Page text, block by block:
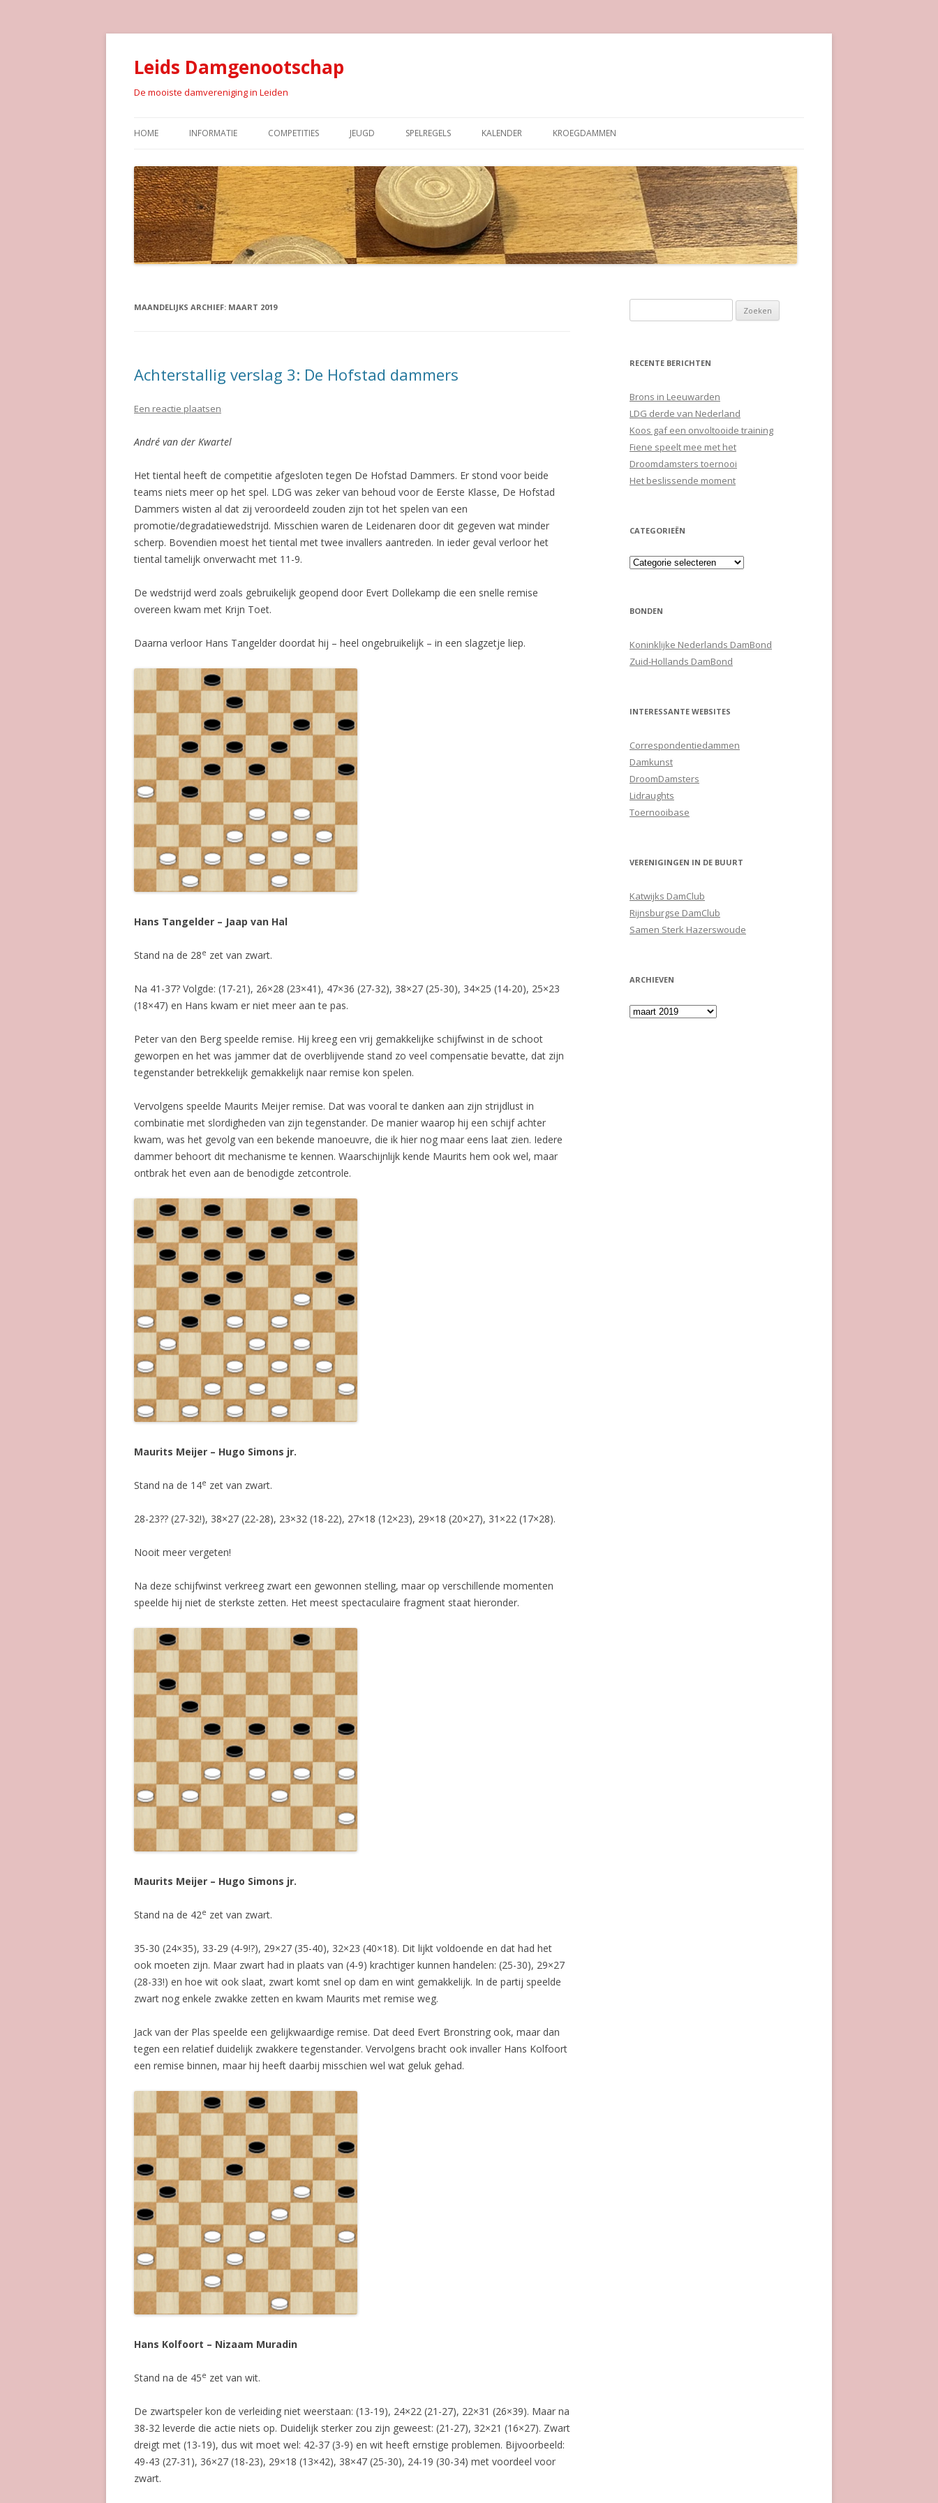
Leids Damgenootschap
De mooiste damvereniging in Leiden
HOME INFORMATIE COMPETITIES JEUGD SPELREGELS KALENDER KROEGDAMMEN
MAANDELIJKS ARCHIEF: MAART 2019
Achterstallig verslag 3: De Hofstad dammers
Een reactie plaatsen
André van der Kwartel
Het tiental heeft de competitie afgesloten tegen De Hofstad Dammers. Er stond voor beide
teams niets meer op het spel. LDG was zeker van behoud voor de Eerste Klasse, De Hofstad
Dammers wisten al dat zij veroordeeld zouden zijn tot het spelen van een
promotie/degradatiewedstrijd. Misschien waren de Leidenaren door dit gegeven wat minder
scherp. Bovendien moest het tiental met twee invallers aantreden. In ieder geval verloor het
tiental tamelijk onverwacht met 11-9.
De wedstrijd werd zoals gebruikelijk geopend door Evert Dollekamp die een snelle remise
overeen kwam met Krijn Toet.
Daarna verloor Hans Tangelder doordat hij – heel ongebruikelijk – in een slagzetje liep.
Hans Tangelder – Jaap van Hal
Stand na de 28e zet van zwart.
Na 41-37? Volgde: (17-21), 26×28 (23×41), 47×36 (27-32), 38×27 (25-30), 34×25 (14-20), 25×23
(18×47) en Hans kwam er niet meer aan te pas.
Peter van den Berg speelde remise. Hij kreeg een vrij gemakkelijke schijfwinst in de schoot
geworpen en het was jammer dat de overblijvende stand zo veel compensatie bevatte, dat zijn
tegenstander betrekkelijk gemakkelijk naar remise kon spelen.
Vervolgens speelde Maurits Meijer remise. Dat was vooral te danken aan zijn strijdlust in
combinatie met slordigheden van zijn tegenstander. De manier waarop hij een schijf achter
kwam, was het gevolg van een bekende manoeuvre, die ik hier nog maar eens laat zien. Iedere
dammer behoort dit mechanisme te kennen. Waarschijnlijk kende Maurits hem ook wel, maar
ontbrak het even aan de benodigde zetcontrole.
Maurits Meijer – Hugo Simons jr.
Stand na de 14e zet van zwart.
28-23?? (27-32!), 38×27 (22-28), 23×32 (18-22), 27×18 (12×23), 29×18 (20×27), 31×22 (17×28).
Nooit meer vergeten!
Na deze schijfwinst verkreeg zwart een gewonnen stelling, maar op verschillende momenten
speelde hij niet de sterkste zetten. Het meest spectaculaire fragment staat hieronder.
Maurits Meijer – Hugo Simons jr.
Stand na de 42e zet van zwart.
35-30 (24×35), 33-29 (4-9!?), 29×27 (35-40), 32×23 (40×18). Dit lijkt voldoende en dat had het
ook moeten zijn. Maar zwart had in plaats van (4-9) krachtiger kunnen handelen: (25-30), 29×27
(28-33!) en hoe wit ook slaat, zwart komt snel op dam en wint gemakkelijk. In de partij speelde
zwart nog enkele zwakke zetten en kwam Maurits met remise weg.
Jack van der Plas speelde een gelijkwaardige remise. Dat deed Evert Bronstring ook, maar dan
tegen een relatief duidelijk zwakkere tegenstander. Vervolgens bracht ook invaller Hans Kolfoort
een remise binnen, maar hij heeft daarbij misschien wel wat geluk gehad.
Hans Kolfoort – Nizaam Muradin
Stand na de 45e zet van wit.
De zwartspeler kon de verleiding niet weerstaan: (13-19), 24×22 (21-27), 22×31 (26×39). Maar na
38-32 leverde die actie niets op. Duidelijk sterker zou zijn geweest: (21-27), 32×21 (16×27). Zwart
dreigt met (13-19), dus wit moet wel: 42-37 (3-9) en wit heeft ernstige problemen. Bijvoorbeeld:
49-43 (27-31), 36×27 (18-23), 29×18 (13×42), 38×47 (25-30), 24-19 (30-34) met voordeel voor
zwart.
naar:
RECENTE BERICHTEN
Brons in Leeuwarden
LDG derde van Nederland
Koos gaf een onvoltooide training
Fiene speelt mee met het
Droomdamsters toernooi
Het beslissende moment
CATEGORIEËN
Categorieën
BONDEN
Koninklijke Nederlands DamBond
Zuid-Hollands DamBond
INTERESSANTE WEBSITES
Correspondentiedammen
Damkunst
DroomDamsters
Lidraughts
Toernooibase
VERENIGINGEN IN DE BUURT
Katwijks DamClub
Rijnsburgse DamClub
Samen Sterk Hazerswoude
ARCHIEVEN
Archieven